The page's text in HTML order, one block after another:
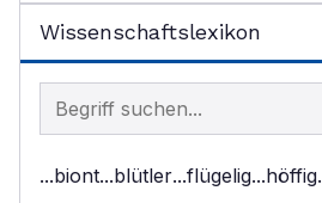
Wissenschaftslexikon
Begriff im Lexikon suchen
...biont...blütler...flügelig...höffig